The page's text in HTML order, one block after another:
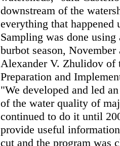
downstream of the
everything that happened
Sampling was done
burbot season,
Alexander V. Zhulidov of
Preparation and
"We developed and led
of the water quality of
continued to do it until
provide useful
cut and the program was